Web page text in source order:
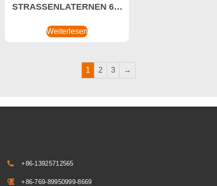
STRASSENLATERNEN 60-
Straßenlaternenhersteller,
Lichtsteuerung
Weiterlesen
1 2 3 →
+86-13925712565
+86-769-89950999-8669